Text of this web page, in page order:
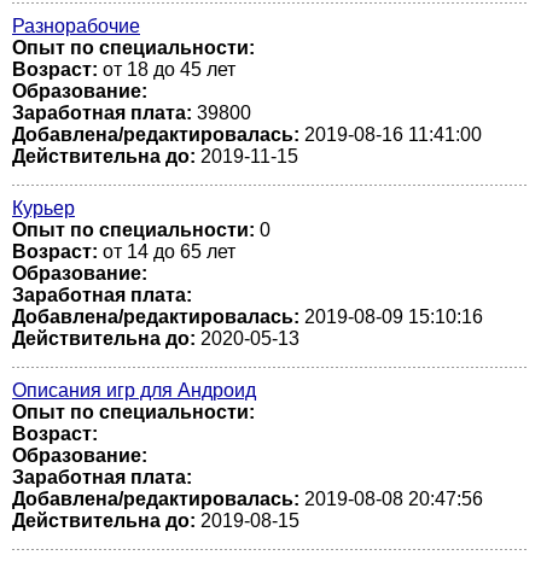
Разнорабочие
Опыт по специальности:
Возраст: от 18 до 45 лет
Образование:
Заработная плата: 39800
Добавлена/редактировалась: 2019-08-16 11:41:00
Действительна до: 2019-11-15
Курьер
Опыт по специальности: 0
Возраст: от 14 до 65 лет
Образование:
Заработная плата:
Добавлена/редактировалась: 2019-08-09 15:10:16
Действительна до: 2020-05-13
Описания игр для Андроид
Опыт по специальности:
Возраст:
Образование:
Заработная плата:
Добавлена/редактировалась: 2019-08-08 20:47:56
Действительна до: 2019-08-15